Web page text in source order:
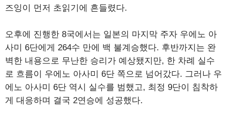
즈잉이 먼저 초읽기에 흔들렸다.
오후에 진행한 8국에서는 일본의 마지막 주자 우에노 아
사미 6단에게 264수 만에 백 불계승했다. 후반까지는 완
벽한 내용으로 무난한 승리가 예상됐지만, 한 차례 실수
로 흐름이 우에노 아사미 6단 쪽으로 넘어갔다. 그러나 우
에노 아사미 6단 역시 실수를 범했고, 최정 9단이 침착하
게 대응하며 결국 2연승에 성공했다.